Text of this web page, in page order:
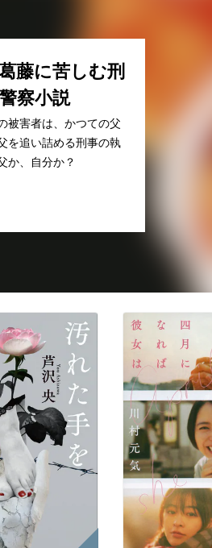
藤に苦しむ刑
察小説
被害者は、かつての父
を追い詰める刑事の執
か、自分か？